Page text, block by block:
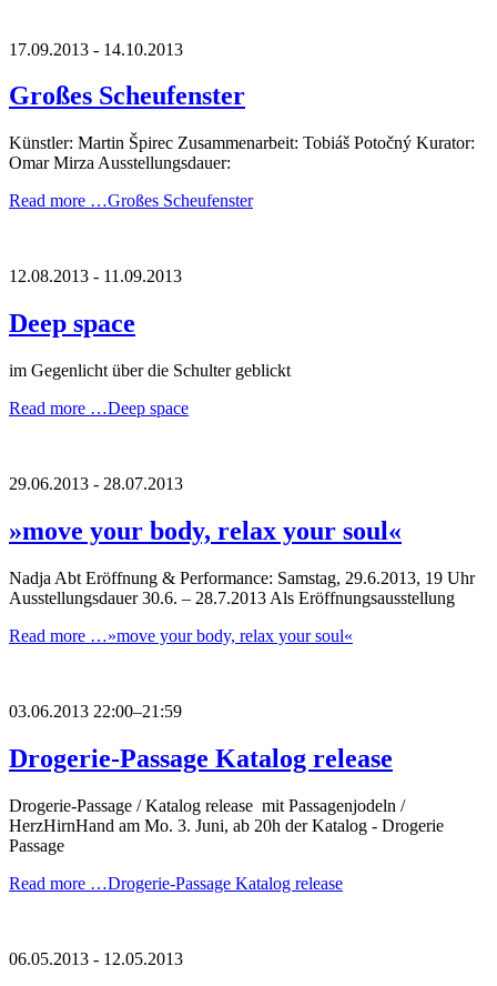
17.09.2013 - 14.10.2013
Großes Scheufenster
Künstler: Martin Špirec Zusammenarbeit: Tobiáš Potočný Kurator:
Omar Mirza Ausstellungsdauer:
Read more …Großes Scheufenster
12.08.2013 - 11.09.2013
Deep space
im Gegenlicht über die Schulter geblickt
Read more …Deep space
29.06.2013 - 28.07.2013
»move your body, relax your soul«
Nadja Abt Eröffnung & Performance: Samstag, 29.6.2013, 19 Uhr
Ausstellungsdauer 30.6. – 28.7.2013 Als Eröffnungsausstellung
Read more …»move your body, relax your soul«
03.06.2013 22:00–21:59
Drogerie-Passage Katalog release
Drogerie-Passage / Katalog release mit Passagenjodeln /
HerzHirnHand am Mo. 3. Juni, ab 20h der Katalog - Drogerie
Passage
Read more …Drogerie-Passage Katalog release
06.05.2013 - 12.05.2013